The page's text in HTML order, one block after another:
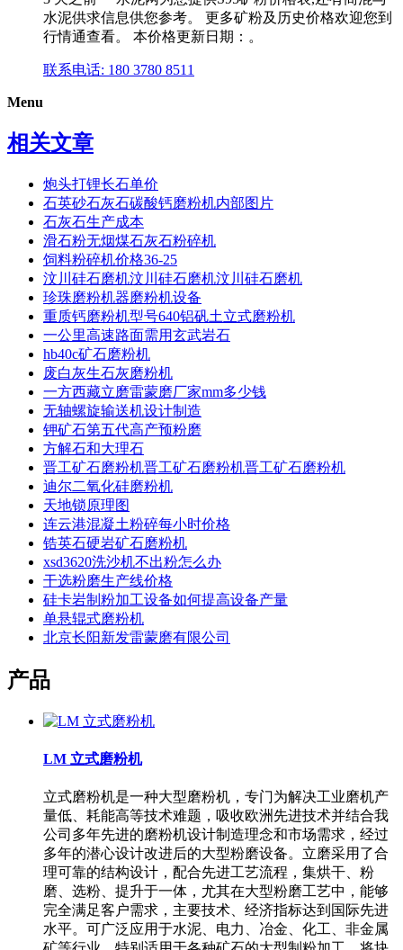
水泥供求信息供您参考。 更多矿粉及历史价格欢迎您到
行情通查看。 本价格更新日期：。
联系电话: 180 3780 8511
Menu
相关文章
炮头打锂长石单价
石英砂石灰石碳酸钙磨粉机内部图片
石灰石生产成本
滑石粉无烟煤石灰石粉碎机
饲料粉碎机价格36-25
汶川硅石磨机汶川硅石磨机汶川硅石磨机
珍珠磨粉机器磨粉机设备
重质钙磨粉机型号640铝矾土立式磨粉机
一公里高速路面需用玄武岩石
hb40c矿石磨粉机
废白灰生石灰磨粉机
一方西藏立磨雷蒙磨厂家mm多少钱
无轴螺旋输送机设计制造
钾矿石第五代高产预粉磨
方解石和大理石
晋工矿石磨粉机晋工矿石磨粉机晋工矿石磨粉机
迪尔二氧化硅磨粉机
天地锁原理图
连云港混凝土粉碎每小时价格
锆英石硬岩矿石磨粉机
xsd3620洗沙机不出粉怎么办
干选粉磨生产线价格
硅卡岩制粉加工设备如何提高设备产量
单悬辊式磨粉机
北京长阳新发雷蒙磨有限公司
产品
LM 立式磨粉机
立式磨粉机是一种大型磨粉机，专门为解决工业磨机产
量低、耗能高等技术难题，吸收欧洲先进技术并结合我
公司多年先进的磨粉机设计制造理念和市场需求，经过
多年的潜心设计改进后的大型粉磨设备。立磨采用了合
理可靠的结构设计，配合先进工艺流程，集烘干、粉
磨、选粉、提升于一体，尤其在大型粉磨工艺中，能够
完全满足客户需求，主要技术、经济指标达到国际先进
水平。可广泛应用于水泥、电力、冶金、化工、非金属